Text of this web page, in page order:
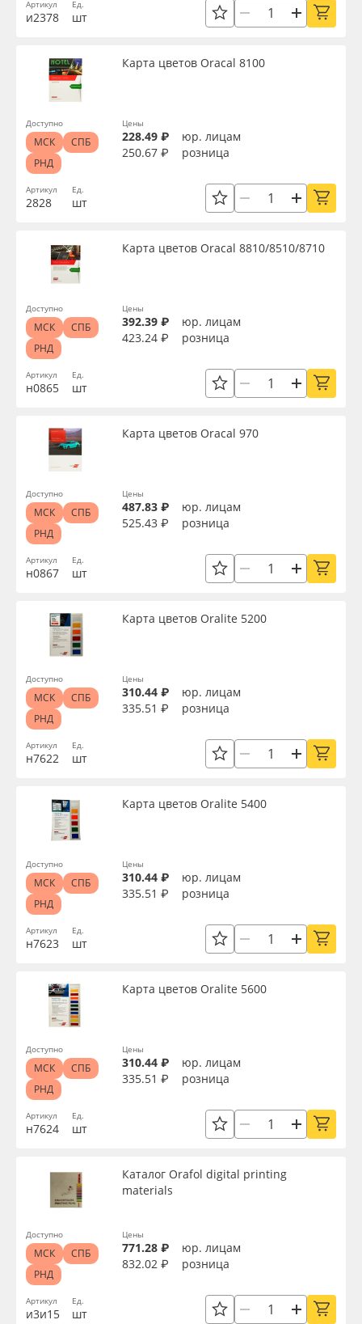
Артикул
и2378
Ед.
шт
Артикул
2828
Карта цветов Oracal 8100
Ед.
шт
Цены
228.49 ₽
юр. лицам
250.67 ₽
розница
Доступно
МСК
СПБ
РНД
Артикул
н0865
Карта цветов Oracal 8810/8510/8710
Ед.
шт
Цены
392.39 ₽
юр. лицам
423.24 ₽
розница
Доступно
МСК
СПБ
РНД
Артикул
н0867
Карта цветов Oracal 970
Ед.
шт
Цены
487.83 ₽
юр. лицам
525.43 ₽
розница
Доступно
МСК
СПБ
РНД
Артикул
н7622
Карта цветов Oralite 5200
Ед.
шт
Цены
310.44 ₽
юр. лицам
335.51 ₽
розница
Доступно
МСК
СПБ
РНД
Артикул
н7623
Карта цветов Oralite 5400
Ед.
шт
Цены
310.44 ₽
юр. лицам
335.51 ₽
розница
Доступно
МСК
СПБ
РНД
Артикул
н7624
Карта цветов Oralite 5600
Ед.
шт
Цены
310.44 ₽
юр. лицам
335.51 ₽
розница
Доступно
МСК
СПБ
РНД
Артикул
и3и15
Каталог Orafol digital printing
materials
Ед.
шт
Цены
771.28 ₽
юр. лицам
832.02 ₽
розница
Доступно
МСК
СПБ
РНД